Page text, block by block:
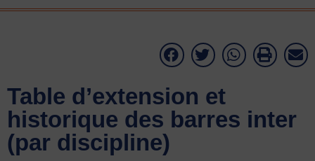
Table d’extension et
historique des barres inter
(par discipline)